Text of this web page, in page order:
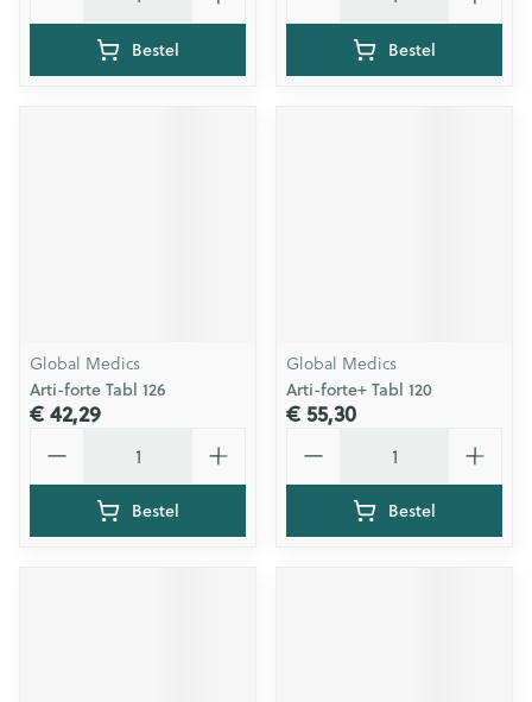
Bestel Bestel
Global Medics
Arti-forte Tabl 126
€ 42,29
Bestel
Global Medics
Arti-forte+ Tabl 120
€ 55,30
Bestel